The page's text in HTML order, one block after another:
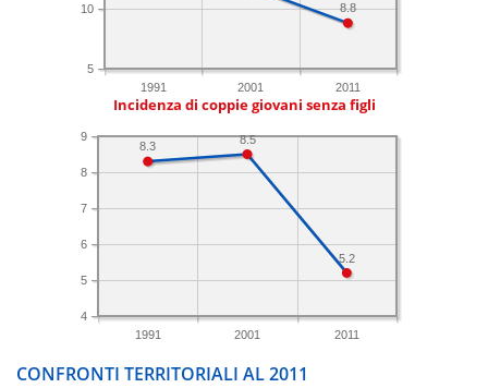
1991 2001 2011
5
10 8.8
Incidenza di coppie giovani senza figli
1991 2001 2011
4
5
6
7
8
9
5.2
8.5
8.3
CONFRONTI TERRITORIALI AL 2011